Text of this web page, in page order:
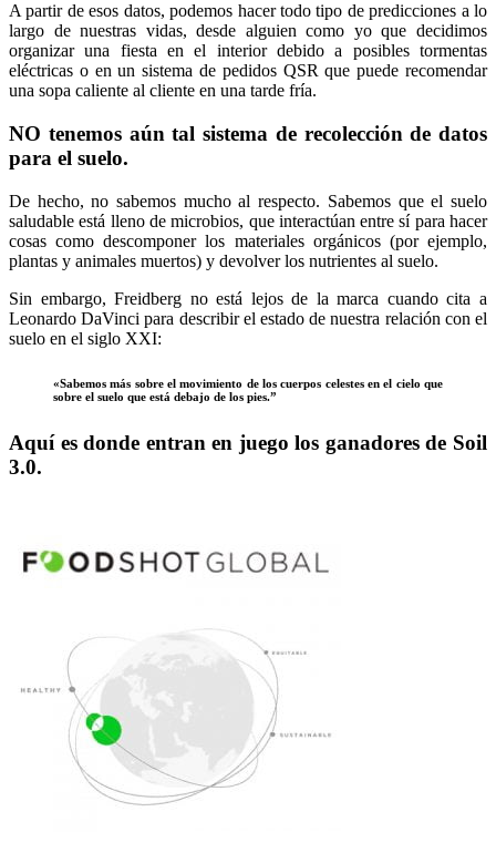
A partir de esos datos, podemos hacer todo tipo de predicciones a lo
largo de nuestras vidas, desde alguien como yo que decidimos
organizar una fiesta en el interior debido a posibles tormentas
eléctricas o en un sistema de pedidos QSR que puede recomendar
una sopa caliente al cliente en una tarde fría.
NO tenemos aún tal sistema de recolección de datos
para el suelo.
De hecho, no sabemos mucho al respecto. Sabemos que el suelo
saludable está lleno de microbios, que interactúan entre sí para hacer
cosas como descomponer los materiales orgánicos (por ejemplo,
plantas y animales muertos) y devolver los nutrientes al suelo.
Sin embargo, Freidberg no está lejos de la marca cuando cita a
Leonardo DaVinci para describir el estado de nuestra relación con el
suelo en el siglo XXI:
«Sabemos más sobre el movimiento de los cuerpos celestes en el cielo que
sobre el suelo que está debajo de los pies.”
Aquí es donde entran en juego los ganadores de Soil
3.0.